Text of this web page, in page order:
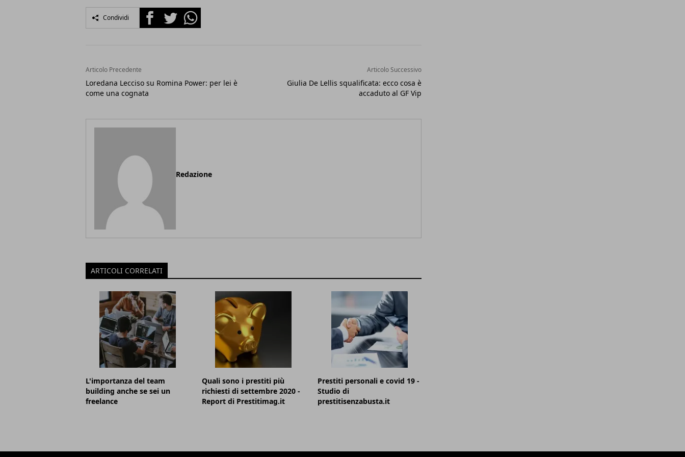
Condividi FacebookTwitterWhatsapp
Articolo Precedente
Loredana Lecciso su Romina Power: per lei è
come una cognata
Articolo Successivo
Giulia De Lellis squalificata: ecco cosa è
accaduto al GF Vip
Redazione
ARTICOLI CORRELATI
L'importanza del team
building anche se sei un
freelance
Quali sono i prestiti più
richiesti di settembre 2020 -
Report di Prestitimag.it
Prestiti personali e covid 19 -
Studio di
prestitisenzabusta.it